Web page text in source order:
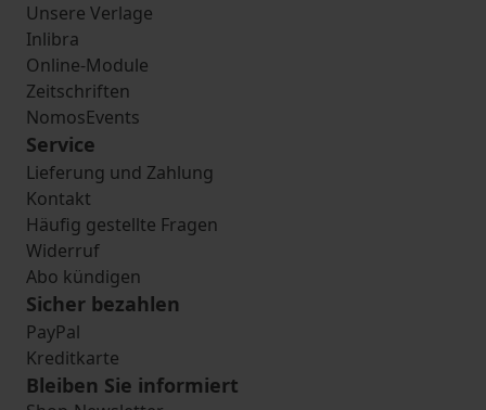
Unsere Verlage
Inlibra
Online-Module
Zeitschriften
NomosEvents
Service
Lieferung und Zahlung
Kontakt
Häufig gestellte Fragen
Widerruf
Abo kündigen
Sicher bezahlen
PayPal
Kreditkarte
Bleiben Sie informiert